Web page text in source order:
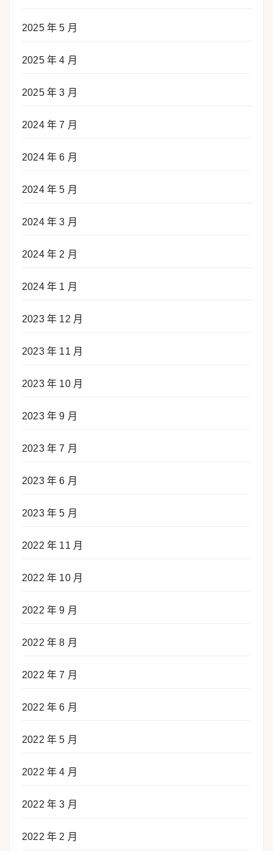
2025 年 5 月
2025 年 4 月
2025 年 3 月
2024 年 7 月
2024 年 6 月
2024 年 5 月
2024 年 3 月
2024 年 2 月
2024 年 1 月
2023 年 12 月
2023 年 11 月
2023 年 10 月
2023 年 9 月
2023 年 7 月
2023 年 6 月
2023 年 5 月
2022 年 11 月
2022 年 10 月
2022 年 9 月
2022 年 8 月
2022 年 7 月
2022 年 6 月
2022 年 5 月
2022 年 4 月
2022 年 3 月
2022 年 2 月